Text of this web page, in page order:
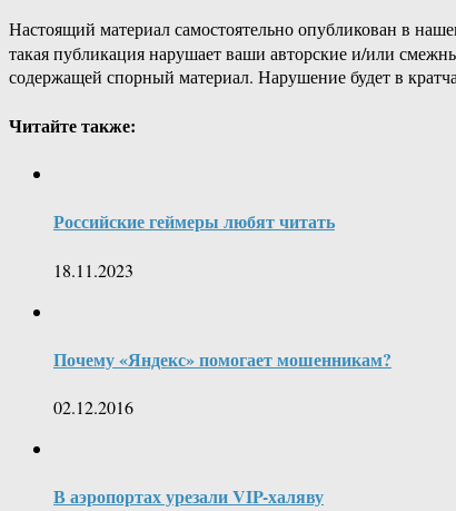
Настоящий материал самостоятельно опубликован в
такая публикация нарушает ваши авторские и/или
содержащей спорный материал. Нарушение будет в
Читайте также:
Российские геймеры любят читать
18.11.2023
Почему «Яндекс» помогает мошенникам?
02.12.2016
В аэропортах урезали VIP-халяву